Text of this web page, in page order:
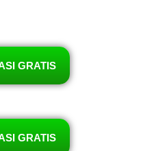
GRATIS
GRATIS